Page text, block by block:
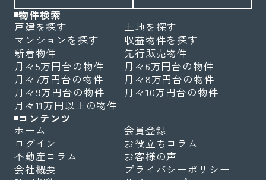
物件検索
戸建を探す
土地を探す
マンションを探す
収益物件を探す
新着物件
先行販売物件
月々5万円台の物件
月々6万円台の物件
月々7万円台の物件
月々8万円台の物件
月々9万円台の物件
月々10万円台の物件
月々11万円以上の物件
コンテンツ
ホーム
会員登録
ログイン
お役立ちコラム
不動産コラム
お客様の声
会社概要
プライバシーポリシー